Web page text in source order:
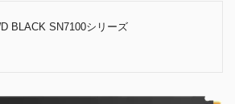
BLACK SN7100シリーズ